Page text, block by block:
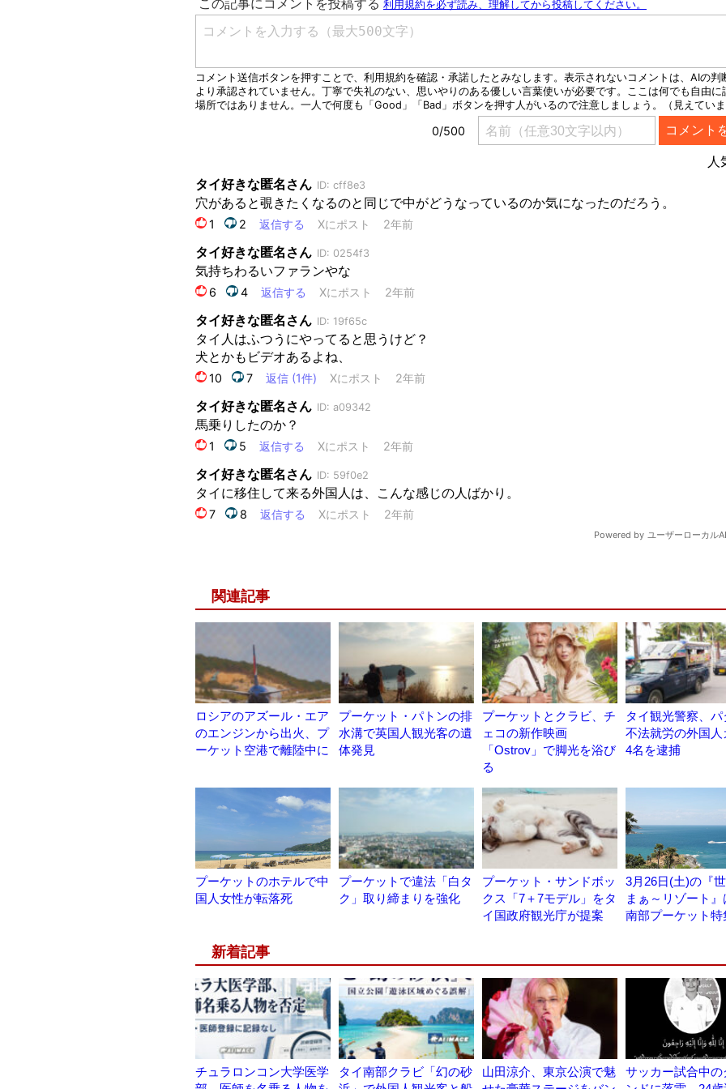
関連記事
ロシアのアズール・エア
のエンジンから出火、プ
ーケット空港で離陸中に
プーケット・パトンの排
水溝で英国人観光客の遺
体発見
プーケットとクラビ、チ
ェコの新作映画
「Ostrov」で脚光を浴び
る
タイ観光警察、
不法就労の外国人
4名を逮捕
プーケットのホテルで中
国人女性が転落死
プーケットで違法「白タ
ク」取り締まりを強化
プーケット・サンドボッ
クス「7＋7モデル」をタ
イ国政府観光庁が提案
3月26日(土)の『
まぁ～リゾート
南部プーケット特
新着記事
チュラロンコン大学医学
タイ南部クラビ「幻の砂
山田涼介、東京公演で魅
サッカー試合中の